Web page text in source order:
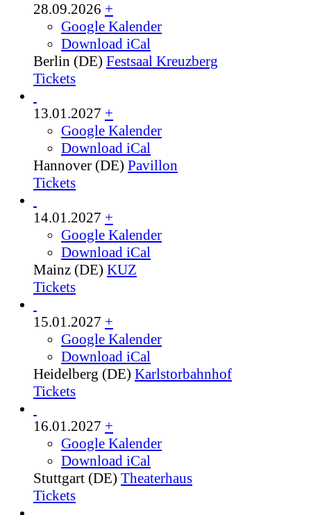
28.09.2026 +
Google Kalender
Download iCal
Berlin (DE) Festsaal Kreuzberg
Tickets
13.01.2027 +
Google Kalender
Download iCal
Hannover (DE) Pavillon
Tickets
14.01.2027 +
Google Kalender
Download iCal
Mainz (DE) KUZ
Tickets
15.01.2027 +
Google Kalender
Download iCal
Heidelberg (DE) Karlstorbahnhof
Tickets
16.01.2027 +
Google Kalender
Download iCal
Stuttgart (DE) Theaterhaus
Tickets